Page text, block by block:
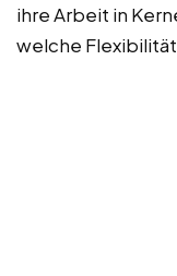
ihre Arbeit in
welche